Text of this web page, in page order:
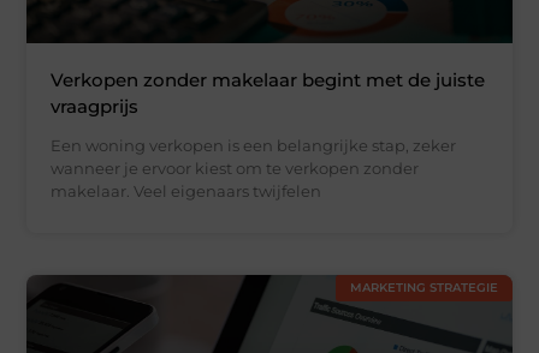
Verkopen zonder makelaar begint met de juiste
vraagprijs
Een woning verkopen is een belangrijke stap, zeker
wanneer je ervoor kiest om te verkopen zonder
makelaar. Veel eigenaars twijfelen
MARKETING STRATEGIE